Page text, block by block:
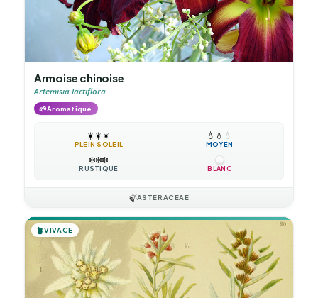
Armoise chinoise
Artemisia lactiflora
🌱Aromatique
☀️☀️☀️
PLEIN SOLEIL
💧 💧 💧
MOYEN
❄️❄️❄️
RUSTIQUE BLANC
🍃ASTERACEAE
🪴VIVACE